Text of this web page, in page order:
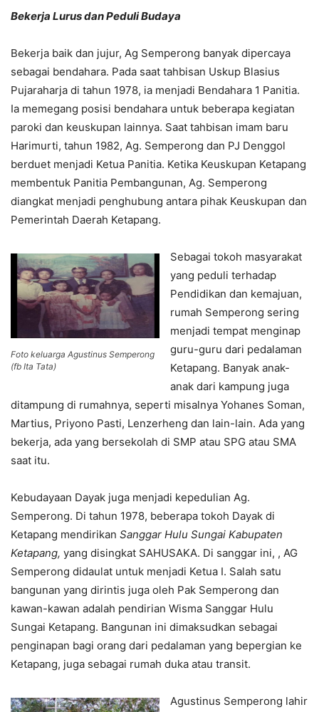
Bekerja Lurus dan Peduli Budaya
Bekerja baik dan jujur, Ag Semperong banyak dipercaya
sebagai bendahara. Pada saat tahbisan Uskup Blasius
Pujaraharja di tahun 1978, ia menjadi Bendahara 1 Panitia.
Ia memegang posisi bendahara untuk beberapa kegiatan
paroki dan keuskupan lainnya. Saat tahbisan imam baru
Harimurti, tahun 1982, Ag. Semperong dan PJ Denggol
berduet menjadi Ketua Panitia. Ketika Keuskupan Ketapang
membentuk Panitia Pembangunan, Ag. Semperong
diangkat menjadi penghubung antara pihak Keuskupan dan
Pemerintah Daerah Ketapang.
Foto keluarga Agustinus Semperong
(fb Ita Tata)
Sebagai tokoh masyarakat
yang peduli terhadap
Pendidikan dan kemajuan,
rumah Semperong sering
menjadi tempat menginap
guru-guru dari pedalaman
Ketapang. Banyak anak-
anak dari kampung juga
ditampung di rumahnya, seperti misalnya Yohanes Soman,
Martius, Priyono Pasti, Lenzerheng dan lain-lain. Ada yang
bekerja, ada yang bersekolah di SMP atau SPG atau SMA
saat itu.
Kebudayaan Dayak juga menjadi kepedulian Ag.
Semperong. Di tahun 1978, beberapa tokoh Dayak di
Ketapang mendirikan Sanggar Hulu Sungai Kabupaten
Ketapang, yang disingkat SAHUSAKA. Di sanggar ini, , AG
Semperong didaulat untuk menjadi Ketua I. Salah satu
bangunan yang dirintis juga oleh Pak Semperong dan
kawan-kawan adalah pendirian Wisma Sanggar Hulu
Sungai Ketapang. Bangunan ini dimaksudkan sebagai
penginapan bagi orang dari pedalaman yang bepergian ke
Ketapang, juga sebagai rumah duka atau transit.
Agustinus Semperong lahir